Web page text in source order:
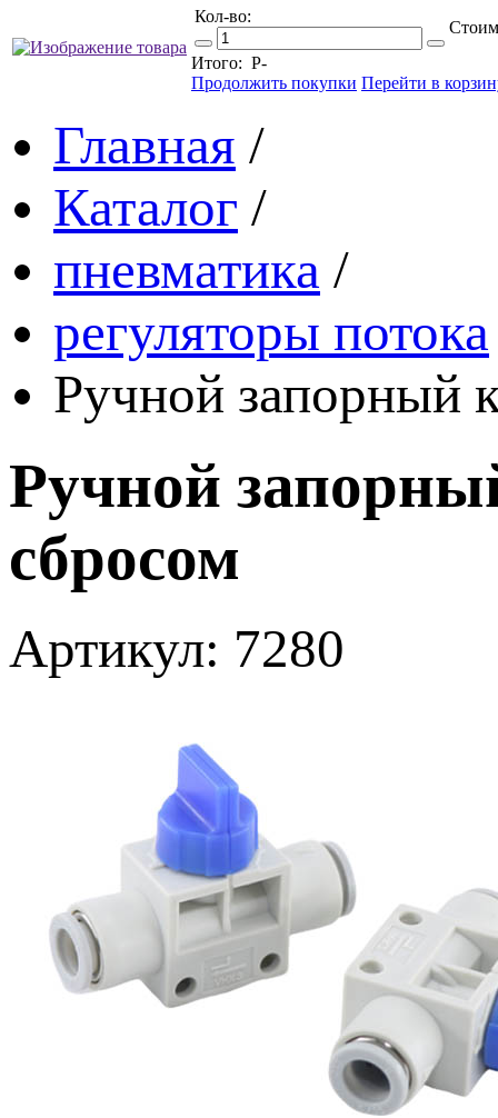
Кол-во:
Итого: Р-
Продолжить покупки Перейти в
Главная /
Каталог /
пневматика /
регуляторы потока
Ручной запорный
Ручной
сбросом
Артикул: 7280